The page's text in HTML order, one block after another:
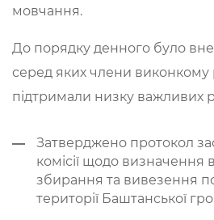
мовчання.
До порядку денного було
серед яких члени виконкому
підтримали низку важливих
Затверджено протокол
комісії щодо визначення
збирання та вивезення
території Баштанської